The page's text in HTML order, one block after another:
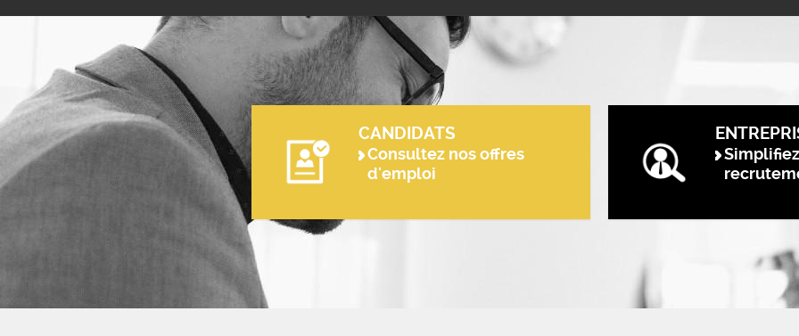
CANDIDATS
Consultez nos offres
d'emploi